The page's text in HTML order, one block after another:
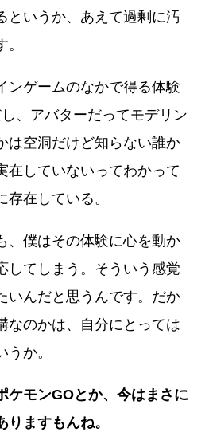
というか、あえて過剰に汚
ンゲームのなかで得る体験
、アバターだってモデリン
は空洞だけど知らない誰か
在していないってわかって
在している。
、僕はその体験に心を動か
してしまう。そういう感覚
いんだと思うんです。だか
なのかは、自分にとっては
か。
モンGOとか、今はまさに
ますもんね。